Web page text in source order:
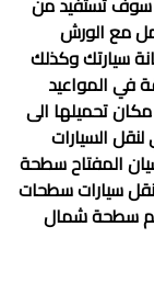
مع الورش
سيارتك وكذلك
في المواعيد
تحميلها الى
السيارات
المفتاح سطحة
سيارات سطحات
سطحة شمال